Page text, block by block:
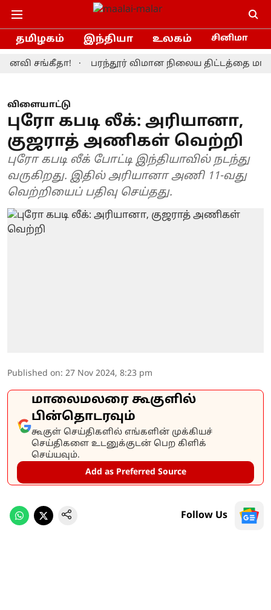
தமிழகம் இந்தியா உலகம் சினிமா
சங்கீதா! பரந்தூர் விமான நிலைய திட்டத்தை
விளையாட்டு
புரோ கபடி லீக்: அரியானா,
குஜராத் அணிகள் வெற்றி
புரோ கபடி லீக் போட்டி இந்தியாவில் நடந்து
வருகிறது. இதில் அரியானா அணி 11-வது
வெற்றியைப் பதிவு செய்தது.
Published on: 27 Nov 2024, 8:23 pm
மாலைமலரை கூகுளில்
பின்தொடரவும்
கூகுள் செய்திகளில் எங்களின் முக்கியச்
செய்திகளை உடனுக்குடன் பெற கிளிக்
செய்யவும்.
Add as Preferred Source
Follow Us